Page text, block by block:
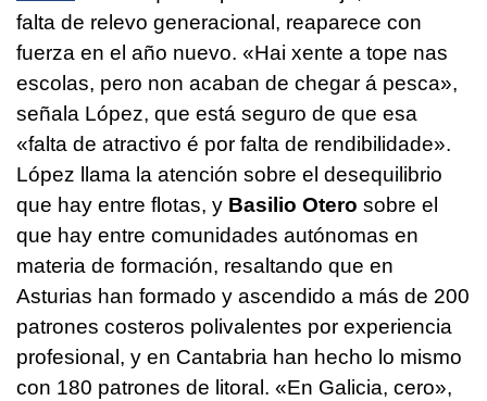
falta de relevo generacional, reaparece con
fuerza en el año nuevo. «Hai xente a tope nas
escolas, pero non acaban de chegar á pesca»,
señala López, que está seguro de que esa
«falta de atractivo é por falta de rendibilidade».
López llama la atención sobre el desequilibrio
que hay entre flotas, y Basilio Otero sobre el
que hay entre comunidades autónomas en
materia de formación, resaltando que en
Asturias han formado y ascendido a más de 200
patrones costeros polivalentes por experiencia
profesional, y en Cantabria han hecho lo mismo
con 180 patrones de litoral. «En Galicia, cero»,